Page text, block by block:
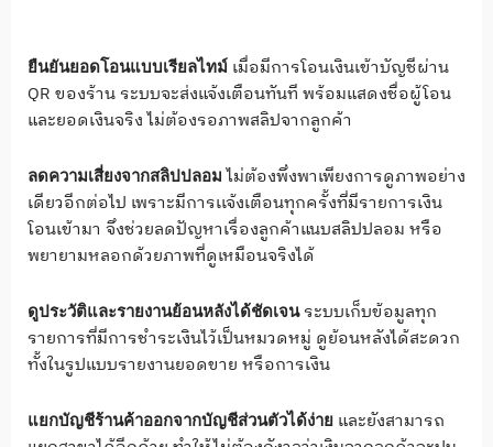
ยืนยันยอดโอนแบบเรียลไทม์ เมื่อมีการโอนเงินเข้าบัญชีผ่าน
QR ของร้าน ระบบจะส่งแจ้งเตือนทันที พร้อมแสดงชื่อผู้โอน
และยอดเงินจริง ไม่ต้องรอภาพสลิปจากลูกค้า
ลดความเสี่ยงจากสลิปปลอม ไม่ต้องพึ่งพาเพียงการดูภาพอย่าง
เดียวอีกต่อไป เพราะมีการเเจ้งเตือนทุกครั้งที่มีรายการเงิน
โอนเข้ามา จึงช่วยลดปัญหาเรื่องลูกค้าแนบสลิปปลอม หรือ
พยายามหลอกด้วยภาพที่ดูเหมือนจริงได้
ดูประวัติและรายงานย้อนหลังได้ชัดเจนระบบเก็บข้อมูลทุก
รายการที่มีการชำระเงินไว้เป็นหมวดหมู่ ดูย้อนหลังได้สะดวก
ทั้งในรูปแบบรายงานยอดขาย หรือการเงิน
แยกบัญชีร้านค้าออกจากบัญชีส่วนตัวได้ง่าย และยังสามารถ